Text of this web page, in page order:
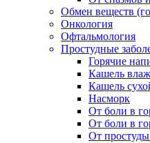
Обмен веществ
Онкология
Офтальмология
Простудные
Горячие
Кашель
Кашель
Насморк
От боли в
От боли в
От